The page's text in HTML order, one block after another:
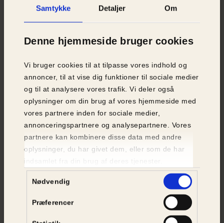
Samtykke Detaljer Om
Denne hjemmeside bruger cookies
Vi bruger cookies til at tilpasse vores indhold og
annoncer, til at vise dig funktioner til sociale medier
og til at analysere vores trafik. Vi deler også
oplysninger om din brug af vores hjemmeside med
vores partnere inden for sociale medier,
annonceringspartnere og analysepartnere. Vores
partnere kan kombinere disse data med andre
oplysninger, du har givet dem, eller som de har
Nødvendig
Præferencer
bevægelsesfrihed og ingen mulighed for at
pattegrise. Hun kan kun lige akkurat stå op eller
Over 95 procent af danske søer er fikseret i
store dele af deres liv.
Dyrevelfærdsaftalen betyder, at soen i
fremtiden vil blive fikseret i kortere tid, men kun
i nybyggede stalde.
Bad, toilet og køling
Søerne kan stort set ikke svede, da de kun har
svedkirtler ved trynen. Derfor er de afhængige af
at regulere kropstemperaturen ved at søge skygge